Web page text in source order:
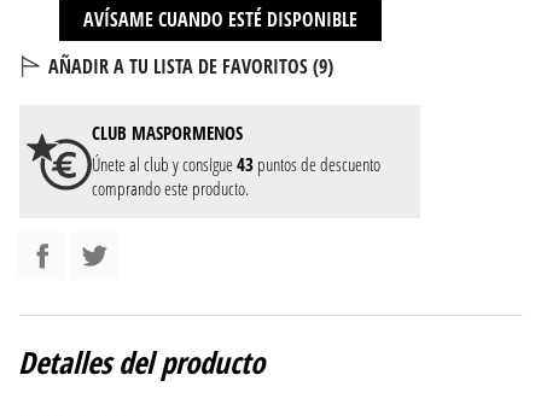
AVÍSAME CUANDO ESTÉ DISPONIBLE
AÑADIR A TU LISTA DE FAVORITOS (9)
CLUB MASPORMENOS
Únete al club y consigue43 puntos de descuento
comprando este producto.
Detalles del producto